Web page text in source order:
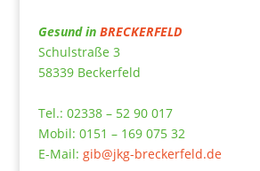
Gesund in BRECKERFELD
Schulstraße 3
58339 Beckerfeld
Tel.: 02338 – 52 90 017
Mobil: 0151 – 169 075 32
E-Mail: gib@jkg-breckerfeld.de